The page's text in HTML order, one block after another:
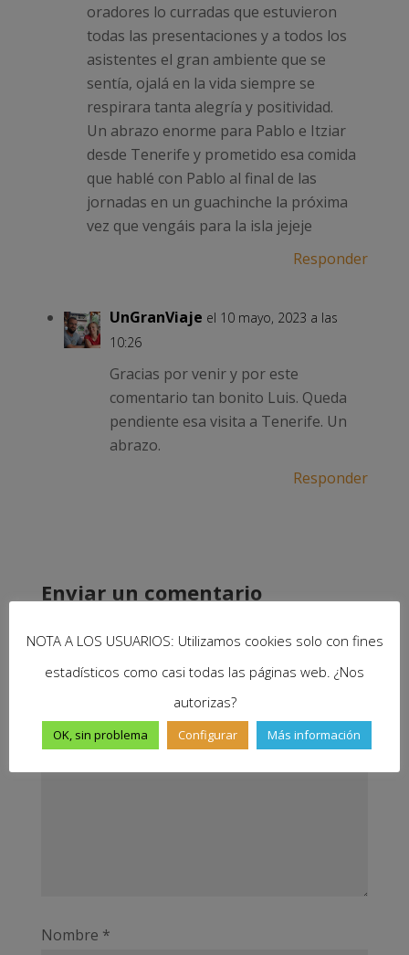
oradores lo curradas que estuvieron
todas las presentaciones y a todos los
asistentes el gran ambiente que se
sentía, ojalá en la vida siempre se
respirara tanta alegría y positividad.
Un abrazo enorme para Pablo e Itziar
desde Tenerife y prometido esa comida
que hablé con Pablo al final de las
jornadas en un guachinche la próxima
vez que vengáis para la isla jejeje
Responder
UnGranViaje el 10 mayo, 2023 a las
10:26
Gracias por venir y por este
comentario tan bonito Luis. Queda
pendiente esa visita a Tenerife. Un
abrazo.
Responder
Enviar un comentario
marcados con*
Comentario*
Nombre *
NOTA A LOS USUARIOS: Utilizamos cookies solo con fines
estadísticos como casi todas las páginas web. ¿Nos
autorizas?
OK, sin problema Configurar Más información